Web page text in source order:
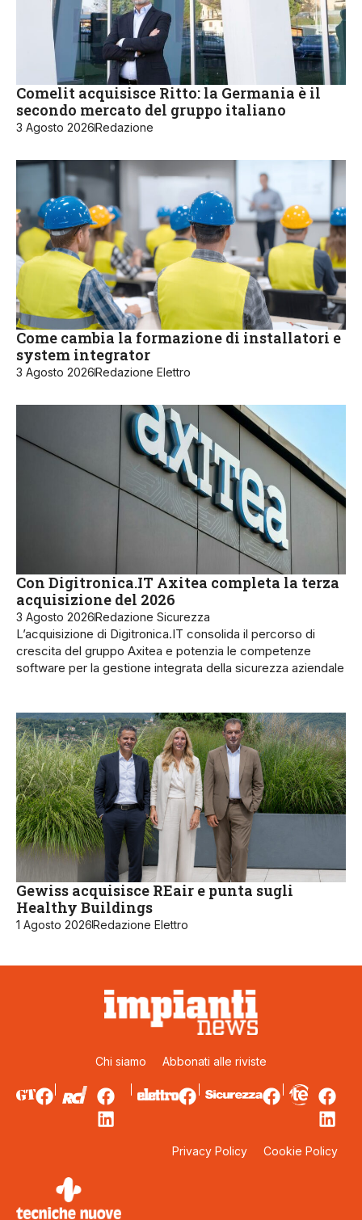
Comelit acquisisce Ritto: la Germania è il
secondo mercato del gruppo italiano
3 Agosto 2026Redazione
Come cambia la formazione di installatori e
system integrator
3 Agosto 2026Redazione Elettro
Con Digitronica.IT Axitea completa la terza
acquisizione del 2026
3 Agosto 2026Redazione Sicurezza
L’acquisizione di Digitronica.IT consolida il percorso di
crescita del gruppo Axitea e potenzia le competenze
software per la gestione integrata della sicurezza aziendale
Gewiss acquisisce REair e punta sugli
Healthy Buildings
1 Agosto 2026Redazione Elettro
Chi siamo Abbonati alle riviste
Privacy Policy Cookie Policy